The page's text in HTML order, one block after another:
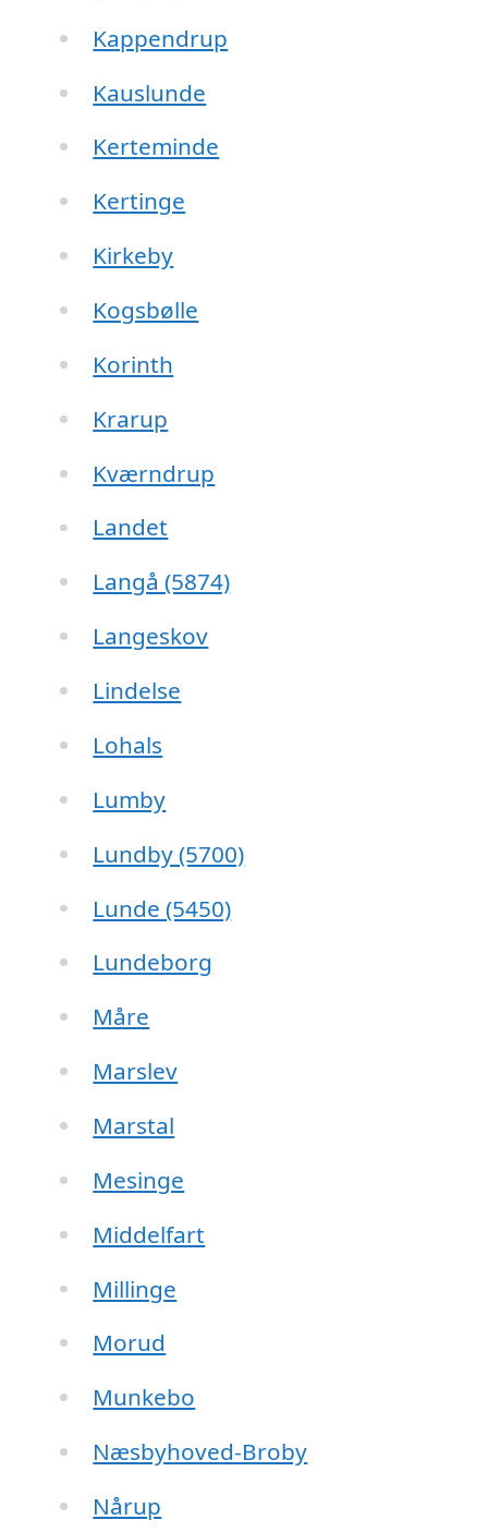
Kappendrup
Kauslunde
Kerteminde
Kertinge
Kirkeby
Kogsbølle
Korinth
Krarup
Kværndrup
Landet
Langå (5874)
Langeskov
Lindelse
Lohals
Lumby
Lundby (5700)
Lunde (5450)
Lundeborg
Måre
Marslev
Marstal
Mesinge
Middelfart
Millinge
Morud
Munkebo
Næsbyhoved-Broby
Nårup